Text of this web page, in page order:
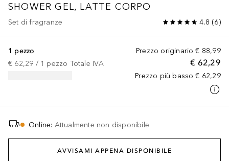
SHOWER GEL, LATTE CORPO
Set di fragranze 4.8 (6)
Prezzo originario € 88,99
€ 62,29
Prezzo più basso € 62,29
1 pezzo
€ 62,29 / 1 pezzo Totale IVA
Online: Attualmente non disponibile
AVVISAMI APPENA DISPONIBILE